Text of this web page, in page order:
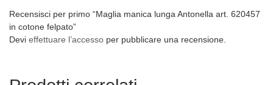
Recensisci per primo “Maglia manica lunga Antonella art. 620457
in cotone felpato”
Devi effettuare l’accesso per pubblicare una recensione.